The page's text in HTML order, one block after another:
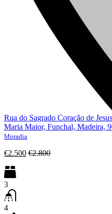
Rua do Sagrado Coração de
Maria Maior, Funchal, Madeira,
Moradia
€2.500 €2.800
3
4